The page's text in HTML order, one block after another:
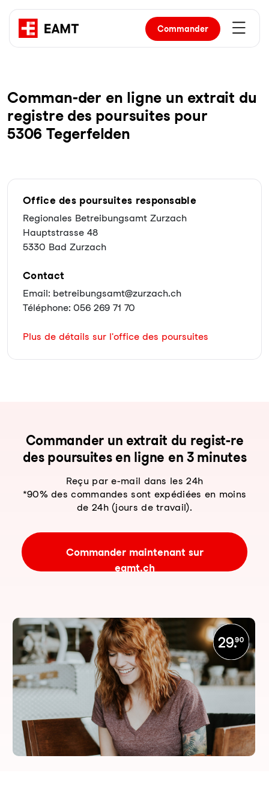
Commander
Com­man-der en li­gne un ex­trait du
re­gist­re des pour­sui­tes pour
5306 Tegerfelden
Office des poursuites responsable
Regionales Betreibungsamt Zurzach
Hauptstrasse 48
5330 Bad Zurzach
Contact
Email: betreibungsamt@zurzach.ch
Téléphone: 056 269 71 70
Plus de détails sur l'office des poursuites
Com­man­der un ex­trait du re­gist-re
des pour­sui­tes en li­gne en 3 mi­nu­tes
Reçu par e-mail dans les 24h
*90% des commandes sont expédiées en moins
de 24h (jours de travail).
Commander maintenant sur
eamt.ch